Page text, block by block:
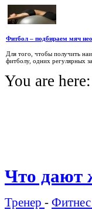
Фитбол – подбираем мяч
Для того, чтобы получить
фитболу, одних регулярных
You are
Что дают
Тренер -